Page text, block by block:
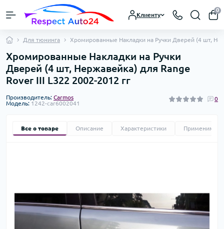
Клиенту
0
Для тюнинга Хромированные Накладки на Ручки Дверей (4 шт,
Хромированные Накладки на Ручки
Дверей (4 шт, Нержавейка) для Range
Rover III L322 2002-2012 гг
Производитель: Carmos
Модель: 1242-car6002041
0
Все о товаре Описание Характеристики